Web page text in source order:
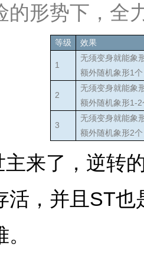
的形势下，全
等级 效果
1
无须变身就能象
额外随机象形1
2
无须变身就能象
额外随机象形1-
3
无须变身就能象
额外随机象形2
来了，逆转
活，并且ST